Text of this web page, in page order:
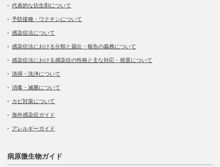
代表的な抗生剤について
予防接種・ワクチンについて
感染症法について
感染症法における分類と届出・報告の義務について
感染症法における感染症の性格と主な対応・措置について
清掃・洗浄について
消毒・滅菌について
カビ対策について
海外感染症ガイド
アレルギーガイド
病原微生物ガイド